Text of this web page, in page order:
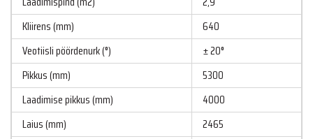
Kliirens (mm)
640
Veotiisli pöördenurk (°)
± 20°
Pikkus (mm)
5300
Laadimise pikkus (mm)
4000
Laius (mm)
2465